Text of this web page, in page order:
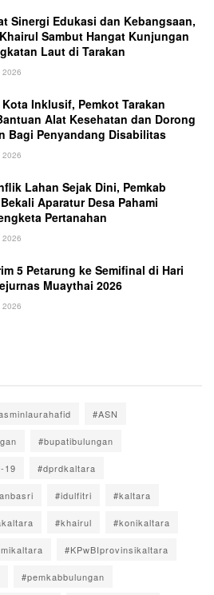
Sinergi Edukasi dan Kebangsaan,
Sambut Hangat Kunjungan
Laut di Tarakan
2026
Inklusif, Pemkot Tarakan
Alat Kesehatan dan Dorong
Bagi Penyandang Disabilitas
2026
Lahan Sejak Dini, Pemkab
Aparatur Desa Pahami
Pertanahan
2026
5 Petarung ke Semifinal di Hari
Muaythai 2026
2026
#ASN
#bupatibulungan
19 #dprdkaltara
#idulfitri #kaltara
#khairul #konikaltara
#KPwBIprovinsikaltara
#pemkabbulungan